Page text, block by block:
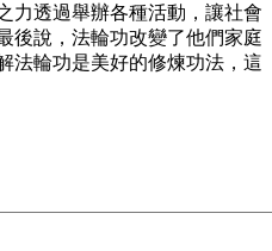
力透過舉辦各種活動，讓社會
後說，法輪功改變了他們家庭
法輪功是美好的修煉功法，這